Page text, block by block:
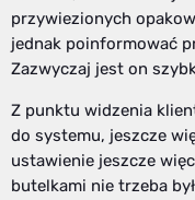
przywiezionych
jednak poinformować
Zazwyczaj jest on
Z punktu widzenia
do systemu, jeszcze
ustawienie jeszcze
butelkami nie trzeba